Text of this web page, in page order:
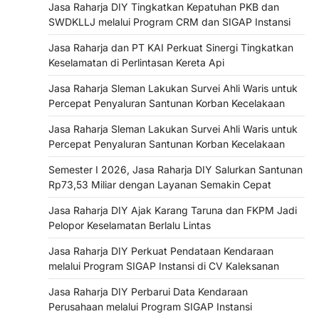
Jasa Raharja DIY Tingkatkan Kepatuhan PKB dan
SWDKLLJ melalui Program CRM dan SIGAP Instansi
Jasa Raharja dan PT KAI Perkuat Sinergi Tingkatkan
Keselamatan di Perlintasan Kereta Api
Jasa Raharja Sleman Lakukan Survei Ahli Waris untuk
Percepat Penyaluran Santunan Korban Kecelakaan
Jasa Raharja Sleman Lakukan Survei Ahli Waris untuk
Percepat Penyaluran Santunan Korban Kecelakaan
Semester I 2026, Jasa Raharja DIY Salurkan Santunan
Rp73,53 Miliar dengan Layanan Semakin Cepat
Jasa Raharja DIY Ajak Karang Taruna dan FKPM Jadi
Pelopor Keselamatan Berlalu Lintas
Jasa Raharja DIY Perkuat Pendataan Kendaraan
melalui Program SIGAP Instansi di CV Kaleksanan
Jasa Raharja DIY Perbarui Data Kendaraan
Perusahaan melalui Program SIGAP Instansi